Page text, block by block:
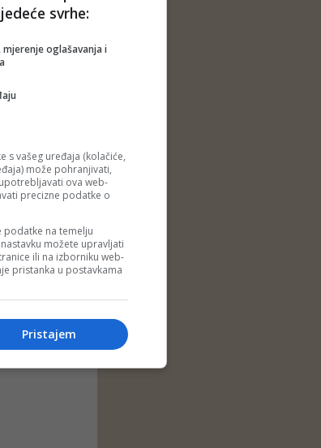
počinje odsvrhe:
oglašavanja i
s vašeg uređaja (kolačiće,
može pohranjivati,
ova web-
precizne podatke o
podatke na temelju
možete upravljati
ili na izborniku web-
pristanka u postavkama
Pristajem